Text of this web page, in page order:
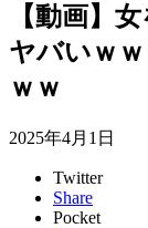
【動画】
ヤバいｗ
ｗｗ
2025年4月1日
Twitter
Share
Pocket